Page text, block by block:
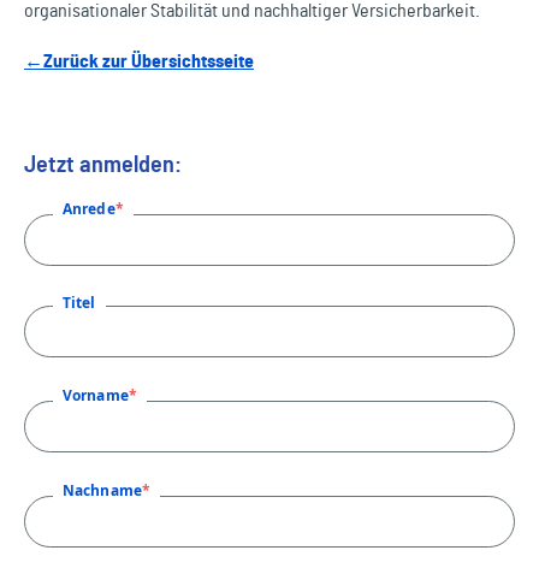
organisationaler Stabilität und nachhaltiger Versicherbarkeit.
←Zurück zur Übersichtsseite
Jetzt anmelden:
Anrede
Titel
Vorname
Nachname